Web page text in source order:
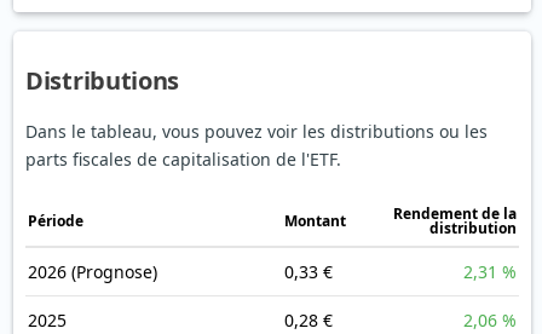
Distributions
Dans le tableau, vous pouvez voir les distributions ou les
parts fiscales de capitalisation de l'ETF.
Période Montant Rendement de la
distribution
2026 (Prognose) 0,33 € 2,31 %
2025 0,28 € 2,06 %